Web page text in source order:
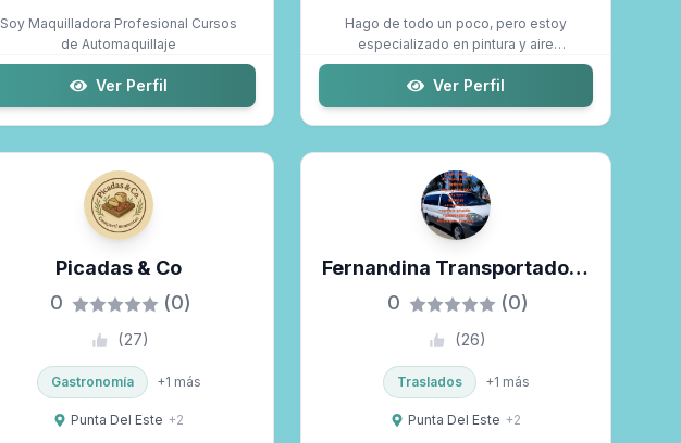
Soy Maquilladora Profesional Cursos
de Automaquillaje
Ver Perfil
Hago de todo un poco, pero estoy
especializado en pintura y aire
acondicionado, ...
Ver Perfil
Picadas & Co
0
(0)
(27)
Gastronomía +1 más
Punta Del Este +2
Fernandina Transportadora
Turistica
0 (0)
(26)
Traslados +1 más
Punta Del Este +2